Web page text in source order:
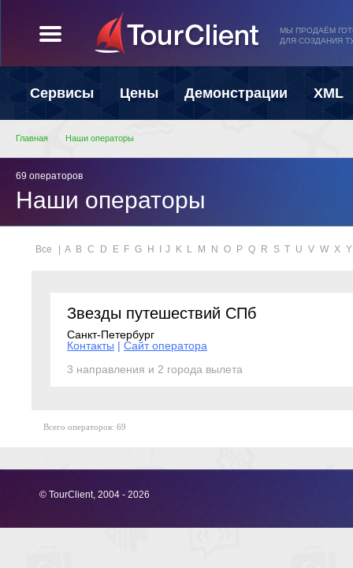
МЫ ПРОДАЁМ
ДЛЯ СОЗДАНИЯ
Сервисы Цены Демонстрации XML
Главная Наши операторы
69 операторов
Наши операторы
Все A B C D E F G H J K L M N O P Q R S T U V W X Y
Звезды путешествий СПб
Санкт-Петербург
Контакты | Сайт оператора
3 направления и 2 города вылета
Всего операторов: 69
© TourClient, 2004 - 2026